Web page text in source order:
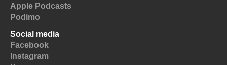
Apple Podcasts
Podimo
Social media
Facebook
Instagram